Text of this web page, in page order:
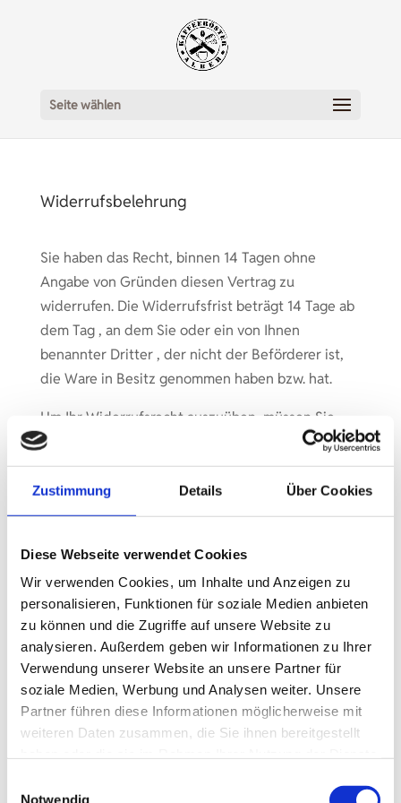
Zustimmung Details Über Cookies
Diese Webseite verwendet Cookies
Wir verwenden Cookies, um Inhalte und Anzeigen zu
personalisieren, Funktionen für soziale Medien anbieten
zu können und die Zugriffe auf unsere Website zu
analysieren. Außerdem geben wir Informationen zu Ihrer
Verwendung unserer Website an unsere Partner für
soziale Medien, Werbung und Analysen weiter. Unsere
Partner führen diese Informationen möglicherweise mit
weiteren Daten zusammen, die Sie ihnen bereitgestellt
Notwendig
Seite wählen
Widerrufsbelehrung
Sie haben das Recht, binnen 14 Tagen ohne
Angabe von Gründen diesen Vertrag zu
widerrufen. Die Widerrufsfrist beträgt 14 Tage ab
dem Tag , an dem Sie oder ein von Ihnen
benannter Dritter , der nicht der Beförderer ist,
die Ware in Besitz genommen haben bzw. hat.
Um Ihr Widerrufsrecht auszuüben, müssen Sie
uns, der
Karl.coffee GmbH, Mandelgasse 10, 09322 Penig,
Tel. 037381 639273,
zu widerrufen, informieren. Sie können dafür das
Muster- Widerrufsformular verwenden, das
jedoch nicht vorgeschrieben ist.
Wir werden Ihnen dann unverzüglich eine
Bestätigung über den Eingang Ihres Widerrufs
übermitteln.
überschritten wurde.